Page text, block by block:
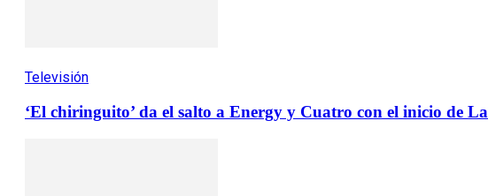
Televisión
‘El chiringuito’ da el salto a Energy y Cuatro con el inicio de